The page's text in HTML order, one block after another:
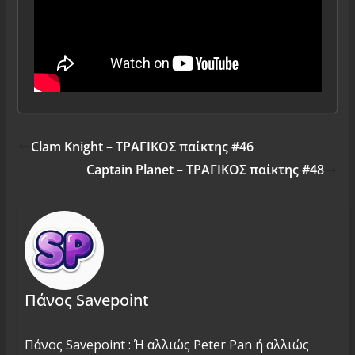
Clam Knight – ΤΡΑΓΙΚΟΣ παίκτης #46
Captain Planet – ΤΡΑΓΙΚΟΣ παίκτης #48
Πάνος Savepoint
Πάνος Savepoint : Ή αλλιώς Peter Pan ή αλλιώς